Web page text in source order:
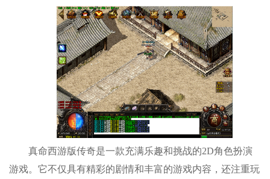
真命西游版传奇是一款充满乐趣和挑战的2D角色扮演
游戏。它不仅具有精彩的剧情和丰富的游戏内容，还注重玩